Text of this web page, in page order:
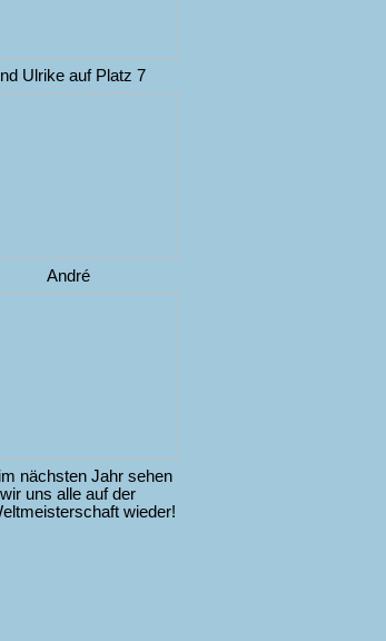
Ulrike auf Platz 7
André
nächsten Jahr sehen
wir uns alle auf der
wieder!